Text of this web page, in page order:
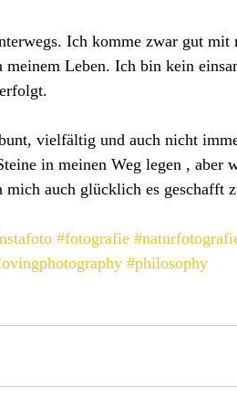
Ich komme zwar gut
meinem Leben. Ich bin kein
vielfältig und auch nicht
in meinen Weg legen , aber
auch glücklich es geschafft
#fotografie
#philosophy